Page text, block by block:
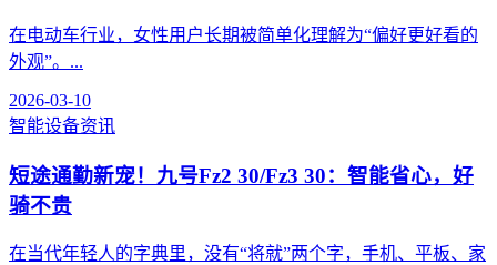
在电动车行业，女性用户长期被简单化理解为“偏好更好看的
外观”。...
2026-03-10
智能设备资讯
短途通勤新宠！九号Fz2 30/Fz3 30：智能省心，好
骑不贵
在当代年轻人的字典里，没有“将就”两个字，手机、平板、家